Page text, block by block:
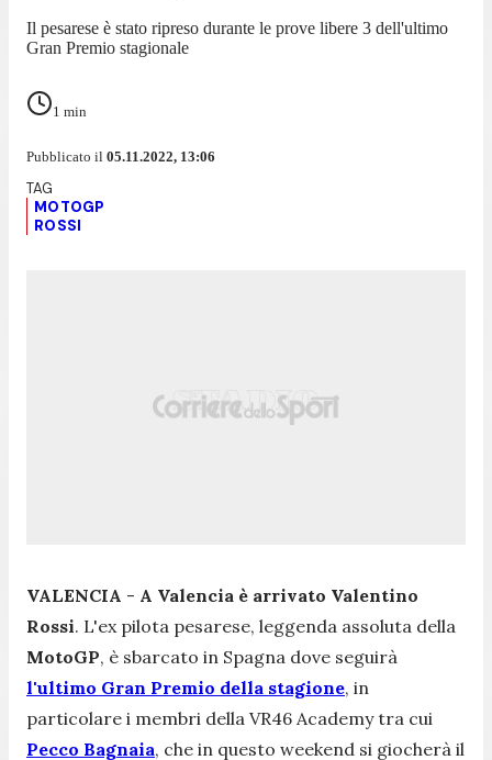
Il pesarese è stato ripreso durante le prove libere 3 dell'ultimo
Gran Premio stagionale
1 min
Pubblicato il 05.11.2022, 13:06
MOTOGP
ROSSI
VALENCIA - A Valencia è arrivato Valentino
Rossi. L'ex pilota pesarese, leggenda assoluta della
MotoGP, è sbarcato in Spagna dove seguirà
l'ultimo Gran Premio della stagione, in
particolare i membri della VR46 Academy tra cui
Pecco Bagnaia, che in questo weekend si giocherà il